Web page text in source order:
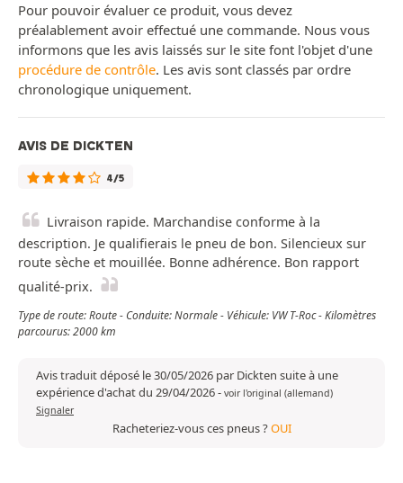
Pour pouvoir évaluer ce produit, vous devez
préalablement avoir effectué une commande. Nous vous
informons que les avis laissés sur le site font l'objet d'une
procédure de contrôle. Les avis sont classés par ordre
chronologique uniquement.
AVIS DE DICKTEN
4/5
Livraison rapide. Marchandise conforme à la
description. Je qualifierais le pneu de bon. Silencieux sur
route sèche et mouillée. Bonne adhérence. Bon rapport
qualité-prix.
Type de route: Route - Conduite: Normale - Véhicule: VW T-Roc - Kilomètres
parcourus: 2000 km
Avis traduit déposé le 30/05/2026 par Dickten suite à une
expérience d'achat du 29/04/2026- voir l'original (allemand)
Signaler
Racheteriez-vous ces pneus ?OUI